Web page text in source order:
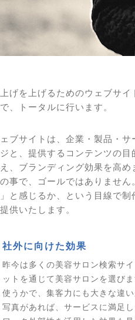
げを上げるためのウェブサ
、トータルに行います。
ブサイトは、企業・製品・
と、提供するコンテンツの
、ブランディング効果を高
事で、ゴールではありませ
と感じるか、という目線で
供いたします。
社外に向けた効果
昨今は多くの美容サロン検索サ
ットを通じて美容サロンを選び
使うかで、集客力にも大きな違
写真があれば、サービスに満足